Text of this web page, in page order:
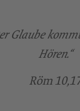
Glaube
Hören.“
Röm